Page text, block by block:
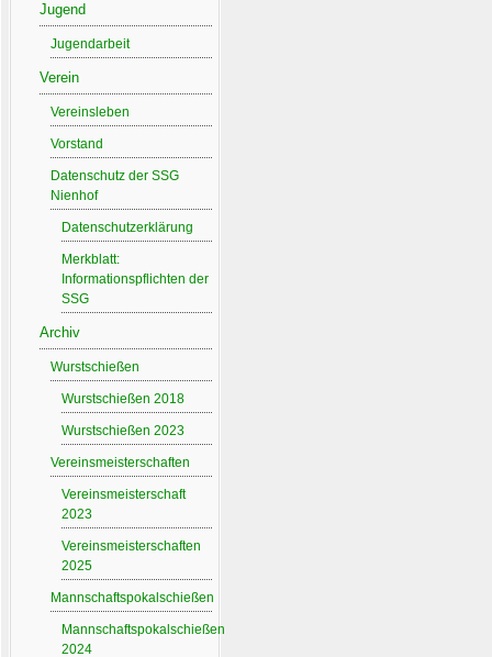
Jugend
Jugendarbeit
Verein
Vereinsleben
Vorstand
Datenschutz der SSG
Nienhof
Datenschutzerklärung
Merkblatt:
Informationspflichten der
SSG
Archiv
Wurstschießen
Wurstschießen 2018
Wurstschießen 2023
Vereinsmeisterschaften
Vereinsmeisterschaft
2023
Vereinsmeisterschaften
2025
Mannschaftspokalschießen
Mannschaftspokalschießen
2024